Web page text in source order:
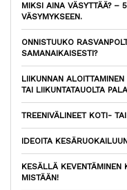
MIKSI AINA VÄSYTTÄÄ? –
VÄSYMYKSEEN.
ONNISTUUKO
SAMANAIKAISESTI?
LIIKUNNAN
TAI LIIKUNTATAUOLTA
TREENIVÄLINEET KOTI-
IDEOITA
KESÄLLÄ KEVENTÄMINEN
MISTÄÄN!